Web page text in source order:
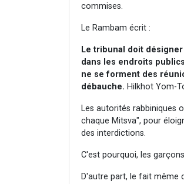
commises.
Le Rambam écrit :
Le tribunal doit
dans les endroits
ne se forment des
débauche. Hilkhot Yom-
Les autorités rabbiniques
chaque Mitsva", pour
des interdictions.
C'est pourquoi, les
D'autre part, le fait même